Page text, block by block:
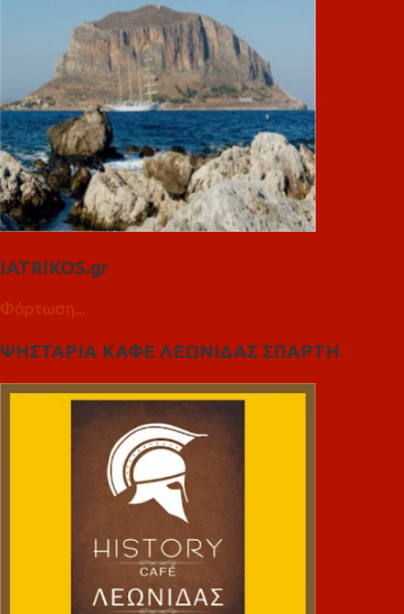
IATRIKOS.gr
Φόρτωση...
ΨΗΣΤΑΡΙΑ ΚΑΦΕ ΛΕΩΝΙΔΑΣ ΣΠΑΡΤΗ